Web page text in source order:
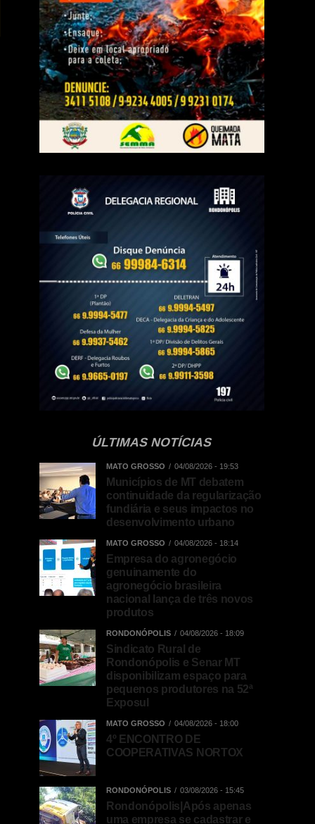
ÚLTIMAS NOTÍCIAS
MATO GROSSO 04/08/2026 - 19:53
Municípios de MT debatem
continuidade da regularização
fundiária e seus impactos no
desenvolvimento urbano
MATO GROSSO 04/08/2026 - 18:14
Empresa do agronegócio
genuinamente do
agronegócio brasileira
nacional lança de três novos
produtos
RONDONÓPOLIS 04/08/2026 - 18:09
Sindicato Rural de
Rondonópolis e Senar MT
disponibilizam espaço para
pequenos produtores na 52ª
Exposul
MATO GROSSO 04/08/2026 - 18:00
4º ENCONTRO DE
COOPERATIVAS NORTOX
RONDONÓPOLIS 03/08/2026 - 15:45
Rondonópolis|Após apenas
uma empresa se cadastrar e